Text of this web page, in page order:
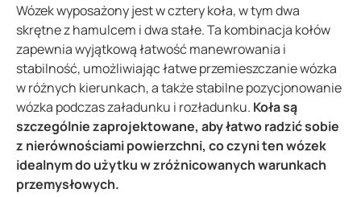
Wózek wyposażony jest w cztery koła, w tym dwa
skrętne z hamulcem i dwa stałe. Ta kombinacja kołów
zapewnia wyjątkową łatwość manewrowania i
stabilność, umożliwiając łatwe przemieszczanie wózka
w różnych kierunkach, a także stabilne pozycjonowanie
wózka podczas załadunku i rozładunku. Koła są
szczególnie zaprojektowane, aby łatwo radzić sobie
z nierównościami powierzchni, co czyni ten wózek
idealnym do użytku w zróżnicowanych warunkach
przemysłowych.